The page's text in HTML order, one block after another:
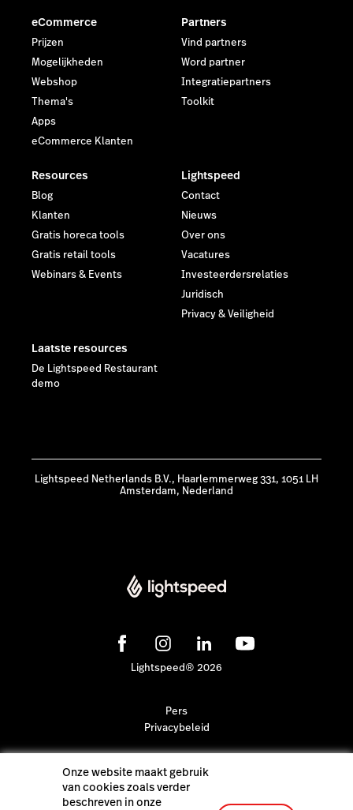
eCommerce
Prijzen
Mogelijkheden
Webshop
Thema's
Apps
eCommerce Klanten
Partners
Vind partners
Word partner
Integratiepartners
Toolkit
Resources
Blog
Klanten
Gratis horeca tools
Gratis retail tools
Webinars & Events
Lightspeed
Contact
Nieuws
Over ons
Vacatures
Investeerdersrelaties
Juridisch
Privacy & Veiligheid
Laatste resources
De Lightspeed Restaurant
demo
Lightspeed Netherlands B.V., Haarlemmerweg 331, 1051 LH
Amsterdam, Nederland
Lightspeed® 2026
Pers
Privacybeleid
Onze website maakt gebruik
van cookies zoals verder
beschreven in onze